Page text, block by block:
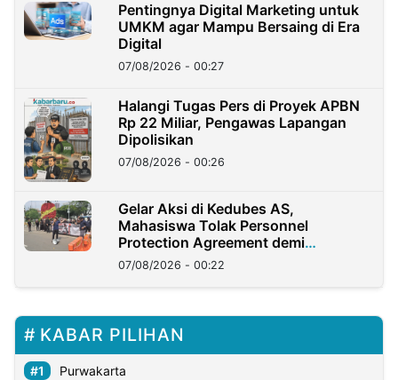
Pentingnya Digital Marketing untuk
UMKM agar Mampu Bersaing di Era
Digital
07/08/2026 - 00:27
Halangi Tugas Pers di Proyek APBN
Rp 22 Miliar, Pengawas Lapangan
Dipolisikan
07/08/2026 - 00:26
Gelar Aksi di Kedubes AS,
Mahasiswa Tolak Personnel
Protection Agreement demi
Kedaulatan Negara
07/08/2026 - 00:22
KABAR PILIHAN
Purwakarta